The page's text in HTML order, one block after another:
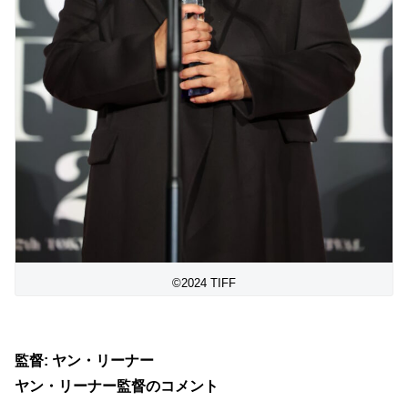
©2024 TIFF
監督: ヤン・リーナー
ヤン・リーナー監督のコメント